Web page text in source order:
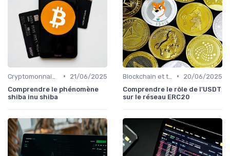
•
21/06/2025
Comprendre le phénomène
shiba inu shiba
•
20/06/2025
Comprendre le rôle de l'USDT
sur le réseau ERC20